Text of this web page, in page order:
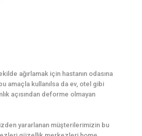
ağırlamak için hastanın odasına
amaçla kullanılsa da ev, otel gibi
açısından deforme olmayan
yararlanan müşterilerimizin bu